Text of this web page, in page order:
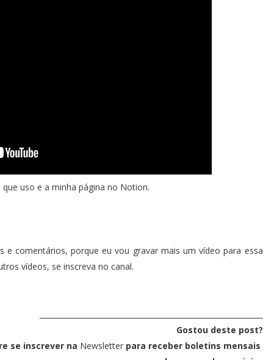
uso e a minha página no Notion.
e comentários, porque eu vou gravar mais um vídeo para essa
vídeos, se inscreva no canal.
Gostou deste post?
se inscrever na Newsletterpara receber boletins mensais